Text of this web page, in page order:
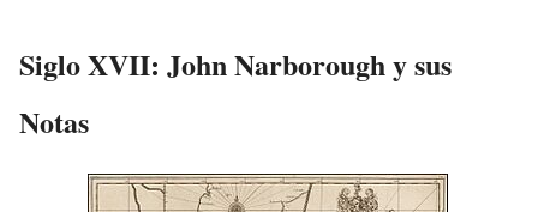
Siglo XVII: John Narborough y sus
Notas